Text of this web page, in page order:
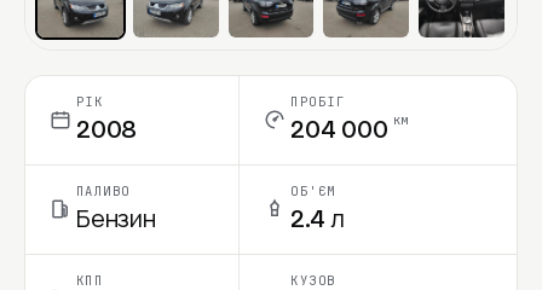
РІК
2008
ПРОБІГ
204 000 км
ПАЛИВО
Бензин
ОБ'ЄМ
2.4 л
КПП КУЗОВ